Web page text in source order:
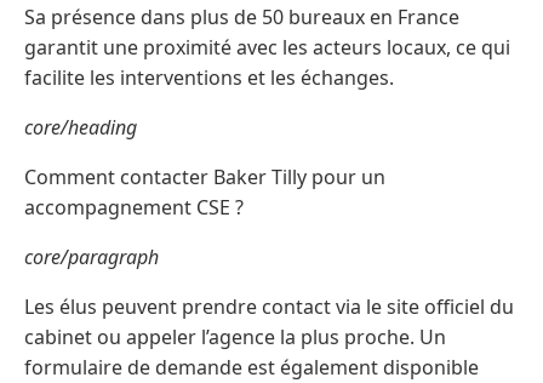
Sa présence dans plus de 50 bureaux en France
garantit une proximité avec les acteurs locaux, ce qui
facilite les interventions et les échanges.
core/heading
Comment contacter Baker Tilly pour un
accompagnement CSE ?
core/paragraph
Les élus peuvent prendre contact via le site officiel du
cabinet ou appeler l’agence la plus proche. Un
formulaire de demande est également disponible